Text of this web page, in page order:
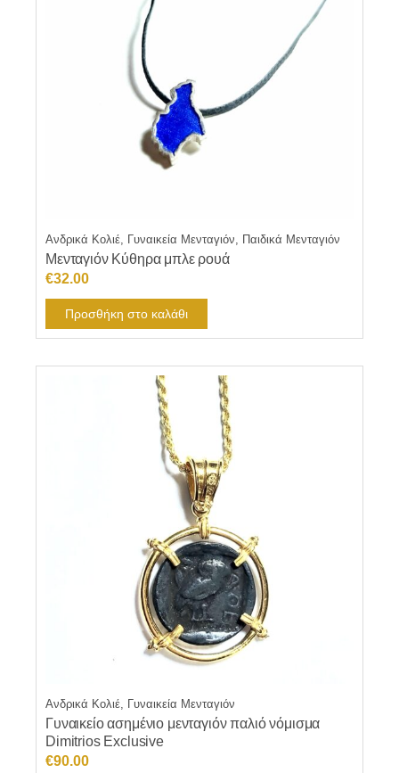
Ανδρικά Κολιέ, Γυναικεία Μενταγιόν, Παιδικά Μενταγιόν
Μενταγιόν Κύθηρα μπλε ρουά
€32.00
Προσθήκη στο καλάθι
Ανδρικά Κολιέ, Γυναικεία Μενταγιόν
Γυναικείο ασημένιο μενταγιόν παλιό νόμισμα
Dimitrios Exclusive
€90.00